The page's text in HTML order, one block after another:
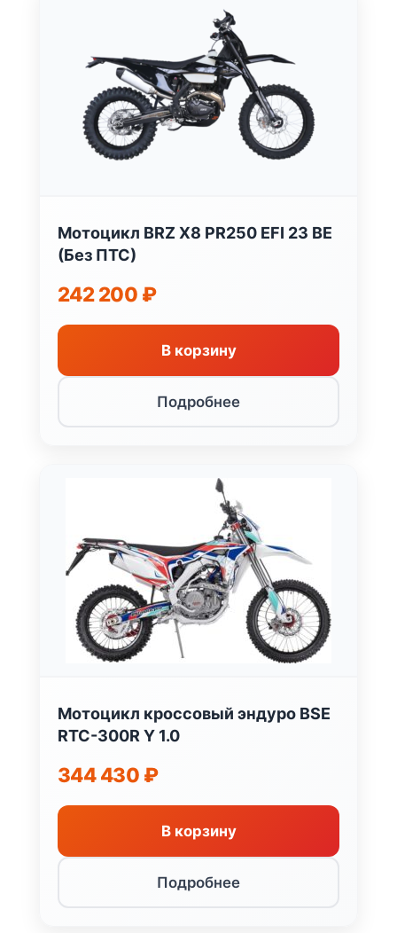
Мотоцикл BRZ X8 PR250 EFI 23 BE
(Без ПТС)
242 200 ₽
В корзину
Подробнее
Мотоцикл кроссовый эндуро BSE
RTC-300R Y 1.0
344 430 ₽
В корзину
Подробнее